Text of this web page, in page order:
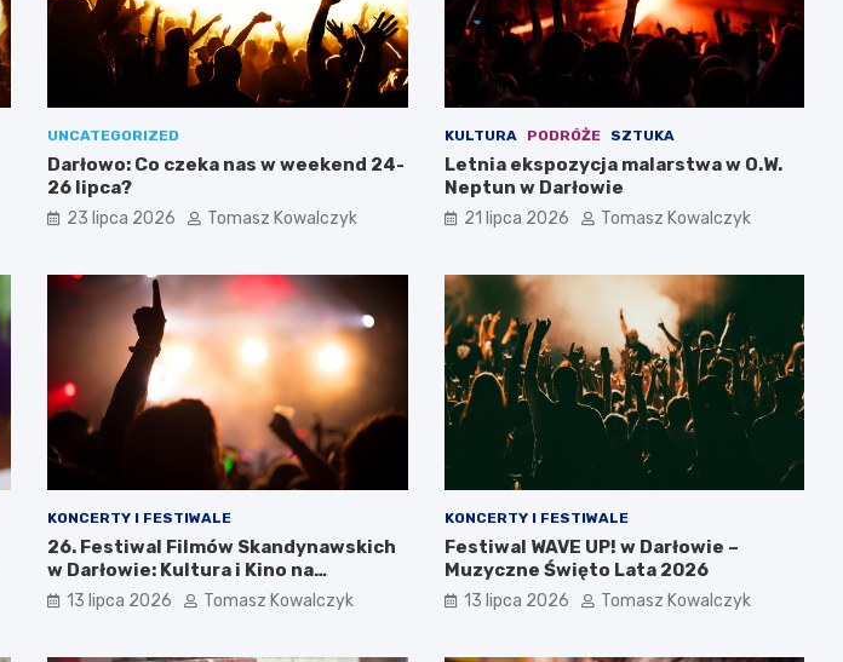
UNCATEGORIZED
Darłowo: Co czeka nas w weekend 24-
26 lipca?
23 lipca 2026 Tomasz Kowalczyk
KULTURA PODRÓŻE SZTUKA
Letnia ekspozycja malarstwa w O.W.
Neptun w Darłowie
21 lipca 2026 Tomasz Kowalczyk
KONCERTY I FESTIWALE
26. Festiwal Filmów Skandynawskich
w Darłowie: Kultura i Kino na
Wyciągnięcie Ręki
13 lipca 2026 Tomasz Kowalczyk
KONCERTY I FESTIWALE
Festiwal WAVE UP! w Darłowie –
Muzyczne Święto Lata 2026
13 lipca 2026 Tomasz Kowalczyk